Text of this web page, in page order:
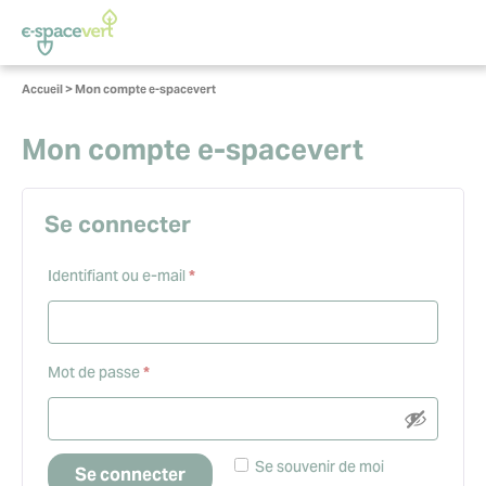
Panneau de gestion des cookies
Vous
Accueil>Mon compte e-spacevert
Mon compte e-spacevert
Se connecter
Identifiant ou e-mail *Obligatoire
Mot de passe*Obligatoire
Se souvenir de moi
Se connecter